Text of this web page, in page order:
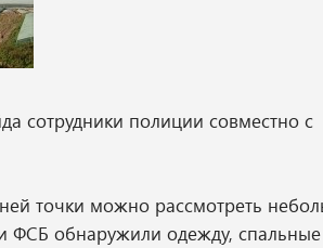
сотрудники полиции совместно с
точки можно рассмотреть
ФСБ обнаружили одежду, спальные